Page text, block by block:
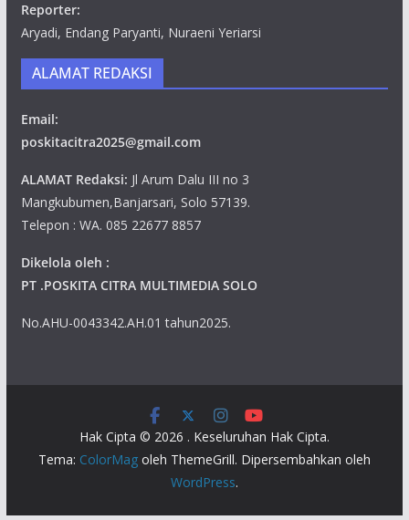
Reporter:
Aryadi, Endang Paryanti, Nuraeni Yeriarsi
ALAMAT REDAKSI
Email:
poskitacitra2025@gmail.com
ALAMAT Redaksi: Jl Arum Dalu III no 3
Mangkubumen,Banjarsari, Solo 57139.
Telepon : WA. 085 22677 8857
Dikelola oleh :
PT .POSKITA CITRA MULTIMEDIA SOLO
No.AHU-0043342.AH.01 tahun2025.
Hak Cipta © 2026 . Keseluruhan Hak Cipta.
Tema: ColorMagoleh ThemeGrill. Dipersembahkan oleh
WordPress.